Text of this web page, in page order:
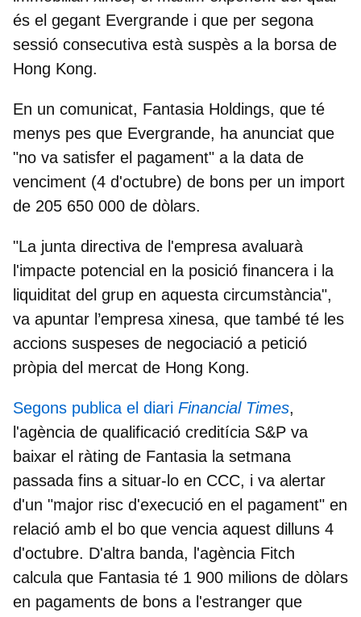
és el gegant Evergrande i que per segona
sessió consecutiva està suspès a la borsa de
Hong Kong.
En un comunicat, Fantasia Holdings, que té
menys pes que Evergrande, ha anunciat que
"no va satisfer el pagament" a la data de
venciment (4 d'octubre) de bons per un import
de 205 650 000 de dòlars.
"La junta directiva de l'empresa avaluarà
l'impacte potencial en la posició financera i la
liquiditat del grup en aquesta circumstància",
va apuntar l’empresa xinesa, que també té les
accions suspeses de negociació a petició
pròpia del mercat de Hong Kong.
Segons publica el diari Financial Times,
l'agència de qualificació creditícia S&P va
baixar el ràting de Fantasia la setmana
passada fins a situar-lo en CCC, i va alertar
d'un "major risc d'execució en el pagament" en
relació amb el bo que vencia aquest dilluns 4
d'octubre. D'altra banda, l'agència Fitch
calcula que Fantasia té 1 900 milions de dòlars
en pagaments de bons a l'estranger que